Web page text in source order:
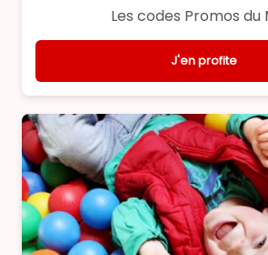
Les codes Promos du
J'en profite